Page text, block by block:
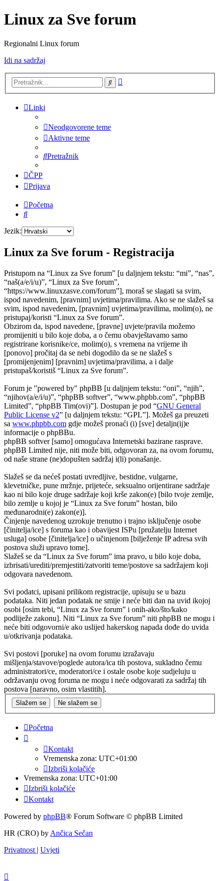
Linux za Sve forum
Regionalni Linux forum
Idi na sadržaj
Pretražnik
Linki
Neodgovorene teme
Aktivne teme
Pretražnik
ČPP
Prijava
Početna
Pretražnik
Jezik:
Linux za Sve forum - Registracija
Pristupom na “Linux za Sve forum” [u daljnjem tekstu: “mi”, “nas”,
“naš(a/e/i/u)”, “Linux za Sve forum”,
“https://www.linuxzasve.com/forum”], moraš se slagati sa svim,
ispod navedenim, [pravnim] uvjetima/pravilima. Ako se ne slažeš sa
svim, ispod navedenim, [pravnim] uvjetima/pravilima, molim(o), ne
pristupaj/koristi “Linux za Sve forum”.
Obzirom da, ispod navedene, [pravne] uvjete/pravila možemo
promijeniti u bilo koje doba, a o čemu obavještavamo samo
registrirane korisnike/ce, molim(o), s vremena na vrijeme ih
[ponovo] pročitaj da se nebi dogodilo da se ne slažeš s
[promijenjenim] [pravnim] uvjetima/pravilima, a i dalje
pristupaš/koristiš “Linux za Sve forum”.
Forum je "powered by" phpBB [u daljnjem tekstu: “oni”, “njih”,
“njihov(a/e/i/u)”, “phpBB softver”, “www.phpbb.com”, “phpBB
Limited”, “phpBB Tim(ovi)”]. Dostupan je pod “GNU General
Public License v2” [u daljnjem tekstu: “GPL”]. Možeš ga preuzeti
sa www.phpbb.com gdje možeš pronaći (i) [sve] detaljn(ij)e
informacije o phpBBu.
phpBB softver [samo] omogućava Internetski bazirane rasprave.
phpBB Limited nije, niti može biti, odgovoran za, na ovom forumu,
od naše strane (ne)dopušten sadržaj i(li) ponašanje.
Slažeš se da nećeš postati uvredljive, bestidne, vulgarne,
klevetničke, pune mržnje, prijeteće, seksualno orijentirane sadržaje
kao ni bilo koje druge sadržaje koji krše zakon(e) [bilo tvoje zemlje,
bilo zemlje u kojoj je “Linux za Sve forum” hostan, bilo
međunarodni(e) zakon(e)].
Činjenje navedenog uzrokuje trenutno i trajno isključenje osobe
[činitelja/ice] s foruma kao i obavijest ISPu [pružatelju Internet
usluga] osobe [činitelja/ice] o učinjenom [bilježenje IP adresa svih
postova služi upravo tome].
Slažeš se da “Linux za Sve forum” ima pravo, u bilo koje doba,
izbrisati/urediti/premjestiti/zatvoriti teme/postove sa sadržajem koji
odgovara navedenom.
Svi podatci, upisani prilikom registracije, upisuju se u bazu
podataka. Niti jedan podatak ne smije i neće biti dan na uvid ikojoj
osobi [osim tebi, “Linux za Sve forum” i onih-ako/što/kako
podliježe zakonu]. Niti “Linux za Sve forum” niti phpBB ne mogu i
neće biti odgovorni/e ako uslijed hakerskog napada dođe do uvida
u/otkrivanja podataka.
Svi postovi [poruke] na ovom forumu izražavaju
mišljenja/stavove/poglede autora/ica tih postova, sukladno čemu
administratori/ce, moderatori/ce i ostale osobe koje sudjeluju u
održavanju ovog foruma ne mogu i neće odgovarati za sadržaj tih
postova [naravno, osim vlastitih].
Početna
Kontakt
Vremenska zona: UTC+01:00
Izbriši kolačiće
Vremenska zona: UTC+01:00
Izbriši kolačiće
Kontakt
Powered by phpBB® Forum Software © phpBB Limited
HR (CRO) by Ančica Sečan
Privatnost | Uvjeti